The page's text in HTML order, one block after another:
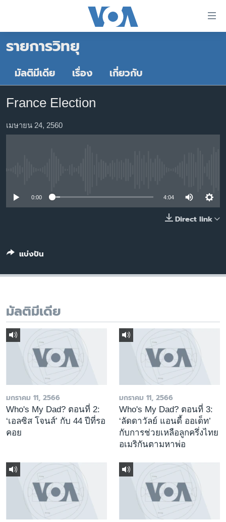
ต่อ
เนื้อหา
ข้าม
หน้า
การ
ค้นหา
หน้าหลัก
โลก
เอเชีย
สหรัฐฯ
ไทย
ไลฟ์สไตล์
พอดคาสต์
เลือกภาษา
รายการวิทยุ
มัลติมีเดีย เรื่อง เกี่ยวกับ
France Election
เมษายน 24, 2560
0:00 4:04
Direct link
แบ่งปัน
มัลติมีเดีย
มกราคม 11, 2566
Who's My Dad? ตอนที่ 2:
‘เอลซิส โจนส์’ กับ 44 ปีที่รอ
คอย
มกราคม 11, 2566
Who's My Dad? ตอนที่ 3:
‘ลัดดาวัลย์ แอนดี้ ออเด็ท’
กับการช่วยเหลือลูกครึ่งไทย
อเมริกันตามหาพ่อ